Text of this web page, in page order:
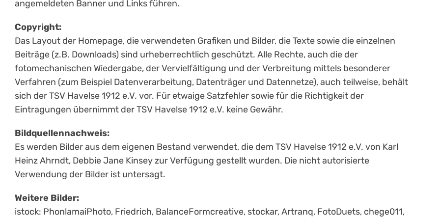
angemeldeten Banner und Links führen.
Copyright:
Das Layout der Homepage, die verwendeten Grafiken und Bilder, die Texte sowie die einzelnen
Beiträge (z.B. Downloads) sind urheberrechtlich geschützt. Alle Rechte, auch die der
fotomechanischen Wiedergabe, der Vervielfältigung und der Verbreitung mittels besonderer
Verfahren (zum Beispiel Datenverarbeitung, Datenträger und Datennetze), auch teilweise, behält
sich der TSV Havelse 1912 e.V. vor. Für etwaige Satzfehler sowie für die Richtigkeit der
Eintragungen übernimmt der TSV Havelse 1912 e.V. keine Gewähr.
Bildquellennachweis:
Es werden Bilder aus dem eigenen Bestand verwendet, die dem TSV Havelse 1912 e.V. von Karl
Heinz Ahrndt, Debbie Jane Kinsey zur Verfügung gestellt wurden. Die nicht autorisierte
Verwendung der Bilder ist untersagt.
Weitere Bilder:
istock: PhonlamaiPhoto, Friedrich, BalanceFormcreative, stockar, Artranq, FotoDuets, chege011,